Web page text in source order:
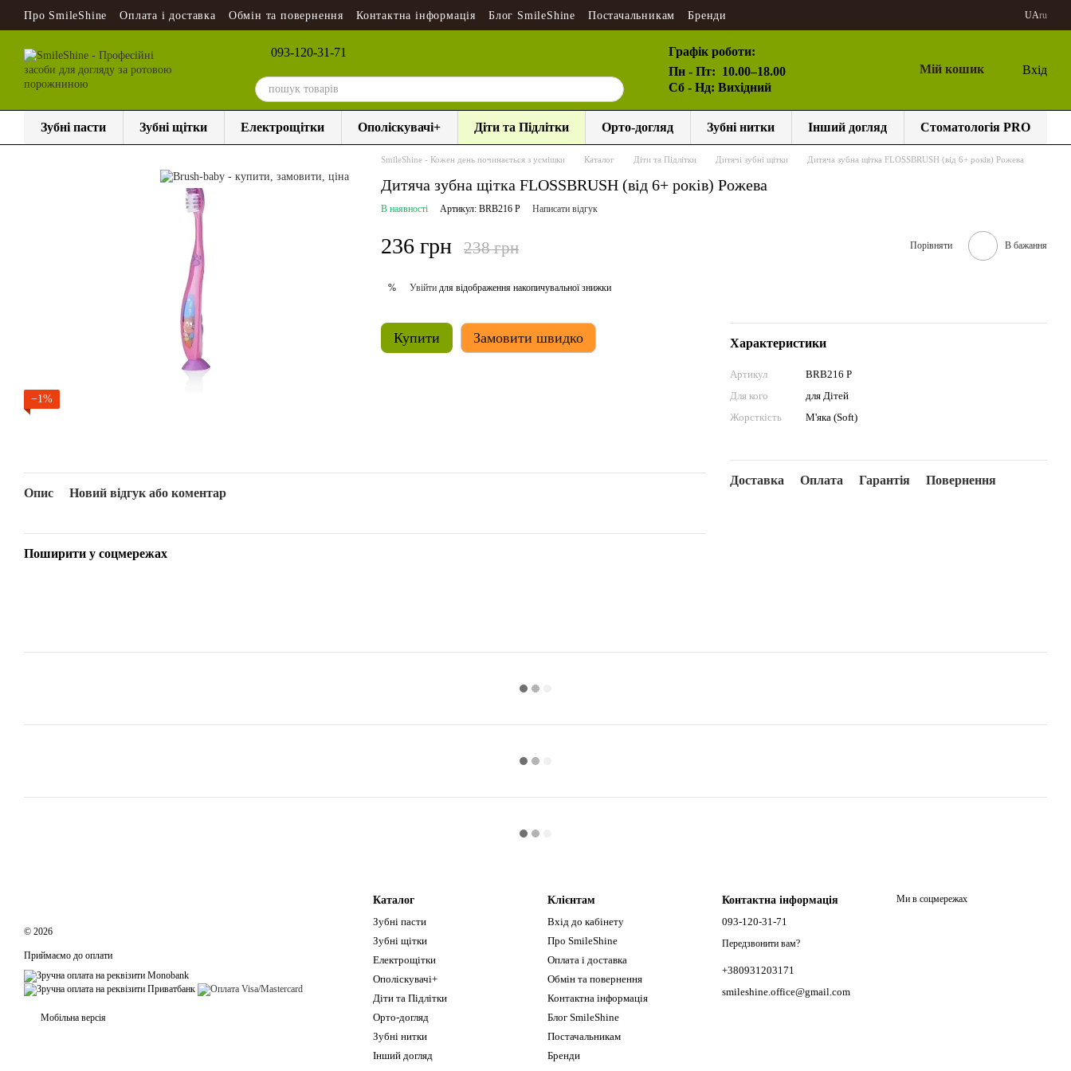
Перейти до основного контенту
Про SmileShine Оплата і доставка Обмін та повернення Контактна інформація Блог SmileShine Постачальникам Бренди UAru
093-120-31-71
Графік роботи:
Пн - Пт: 10.00–18.00
Сб - Нд: Вихідний
Мій кошик Вхід
Зубні пасти Зубні щітки Електрощітки Ополіскувачі+ Діти та Підлітки Орто-догляд Зубні нитки Інший догляд Стоматологія PRO
−1%
SmileShine - Кожен день починається з усмішки Каталог Діти та Підлітки Дитячі зубні щітки Дитяча зубна щітка FLOSSBRUSH (від 6+ років) Рожева
Дитяча зубна щітка FLOSSBRUSH (від 6+ років) Рожева
В наявності Артикул: BRB216 P Написати відгук
236 грн 238 грн Порівняти В бажання
% Увійти для відображення накопичувальної знижки
Купити Замовити швидко Характеристики
Артикул
BRB216 P
Для кого
для Дітей
Жорсткість
М'яка (Soft)
Доставка Оплата Гарантія
Повернення
Опис
Новий відгук або коментар
Поширити у соцмережах
© 2026
Приймаємо до оплати
Мобільна версія
Каталог
Зубні пасти
Зубні щітки
Електрощітки
Ополіскувачі+
Діти та Підлітки
Орто-догляд
Зубні нитки
Інший догляд
Клієнтам
Вхід до кабінету
Про SmileShine
Оплата і доставка
Обмін та повернення
Контактна інформація
Блог SmileShine
Постачальникам
Бренди
Контактна інформація
093-120-31-71
Передзвонити вам?
+380931203171
smileshine.office@gmail.com
Ми в соцмережах